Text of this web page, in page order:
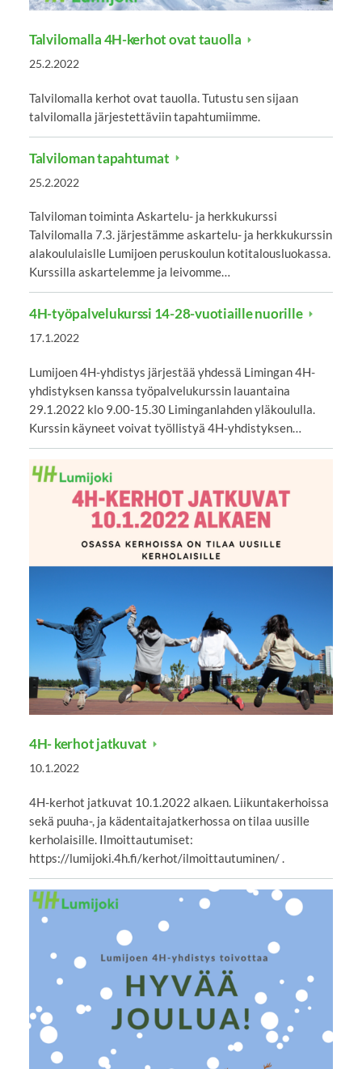
Talvilomalla 4H-kerhot ovat tauolla
25.2.2022
Talvilomalla kerhot ovat tauolla. Tutustu sen sijaan
talvilomalla järjestettäviin tapahtumiimme.
Talviloman tapahtumat
25.2.2022
Talviloman toiminta Askartelu- ja herkkukurssi
Talvilomalla 7.3. järjestämme askartelu- ja herkkukurssin
alakoululaislle Lumijoen peruskoulun kotitalousluokassa.
Kurssilla askartelemme ja leivomme…
4H-työpalvelukurssi 14-28-vuotiaille nuorille
17.1.2022
Lumijoen 4H-yhdistys järjestää yhdessä Limingan 4H-
yhdistyksen kanssa työpalvelukurssin lauantaina
29.1.2022 klo 9.00-15.30 Liminganlahden yläkoululla.
Kurssin käyneet voivat työllistyä 4H-yhdistyksen…
4H- kerhot jatkuvat
10.1.2022
4H-kerhot jatkuvat 10.1.2022 alkaen. Liikuntakerhoissa
sekä puuha-, ja kädentaitajatkerhossa on tilaa uusille
kerholaisille. Ilmoittautumiset:
https://lumijoki.4h.fi/kerhot/ilmoittautuminen/ .